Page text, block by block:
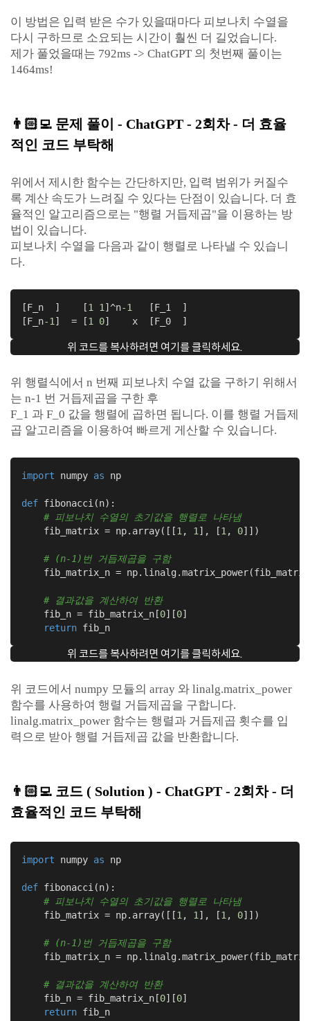
이 방법은 입력 받은 수가 있을때마다 피보나치 수열을
다시 구하므로 소요되는 시간이 훨씬 더 길었습니다.
제가 풀었을때는 792ms -> ChatGPT 의 첫번째 풀이는
1464ms!
👨🏻‍💻 문제 풀이 - ChatGPT - 2회차 - 더 효율
적인 코드 부탁해
위에서 제시한 함수는 간단하지만, 입력 범위가 커질수
록 계산 속도가 느려질 수 있다는 단점이 있습니다. 더 효
율적인 알고리즘으로는 "행렬 거듭제곱"을 이용하는 방
법이 있습니다.
피보나치 수열을 다음과 같이 행렬로 나타낼 수 있습니
다.
[F_n  ]    [1 1 ]^n-1
   [F_1  ]
[F_n-1 ]  = [1 0]    x  [F_0  ]
위 코드를 복사하려면 여기를 클릭하세요.
위 행렬식에서 n 번째 피보나치 수열 값을 구하기 위해서
는 n-1 번 거듭제곱을 구한 후
F_1 과 F_0 값을 행렬에 곱하면 됩니다. 이를 행렬 거듭제
곱 알고리즘을 이용하여 빠르게 게산할 수 있습니다.
import numpy as np
def fibonacci (n) :
# 피보나치 수열의 초기값을 행렬로 나타냄
    fib_matrix = np.array([[
1 , 1 ], [1 , 0]])
# (n-1)번 거듭제곱을 구함
fib_matrix_n =
# 결과값을 계산하여 반환
    fib_n = fib_matrix_n[
0][0]
return fib_n
위 코드를 복사하려면 여기를 클릭하세요.
위 코드에서 numpy 모듈의 array 와 linalg.matrix_power
함수를 사용하여 행렬 거듭제곱을 구합니다.
linalg.matrix_power 함수는 행렬과 거듭제곱 횟수를 입
력으로 받아 행렬 거듭제곱 값을 반환합니다.
👨🏻‍💻 코드 ( Solution ) - ChatGPT - 2회차 - 더
효율적인 코드 부탁해
import numpy as np
def fibonacci (n) :
# 피보나치 수열의 초기값을 행렬로 나타냄
    fib_matrix = np.array([[
1 , 1 ], [1 , 0]])
# (n-1)번 거듭제곱을 구함
fib_matrix_n =
# 결과값을 계산하여 반환
    fib_n = fib_matrix_n[
0][0]
return fib_n